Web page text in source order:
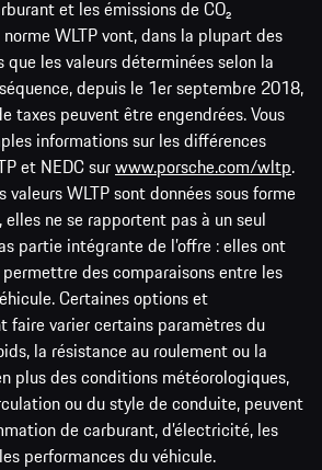
et les émissions de CO₂
WLTP vont, dans la plupart des
que les valeurs déterminées selon la
depuis le 1er septembre 2018,
taxes peuvent être engendrées. Vous
informations sur les différences
et NEDC surwww.porsche.com/wltp.
valeurs WLTP sont données sous forme
ne se rapportent pas à un seul
partie intégrante de l’offre : elles ont
des comparaisons entre les
Certaines options et
faire varier certains paramètres du
la résistance au roulement ou la
plus des conditions météorologiques,
ou du style de conduite, peuvent
de carburant, d’électricité, les
performances du véhicule.